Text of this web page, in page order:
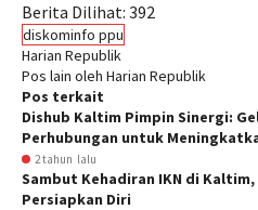
Berita Dilihat: 392
diskominfo ppu
Harian Republik
Pos lain oleh Harian Republik
Pos terkait
Dishub Kaltim Pimpin Sinergi:
Perhubungan untuk
2 tahun lalu
Sambut Kehadiran IKN di Kaltim,
Persiapkan Diri